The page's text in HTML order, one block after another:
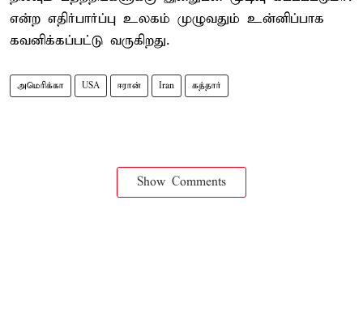
என்ற எதிர்பார்ப்பு உலகம் முழுவதும் உன்னிப்பாக
கவனிக்கப்பட்டு வருகிறது.
அமெரிக்கா USA ஈரான் Iran கத்தார்
Show Comments